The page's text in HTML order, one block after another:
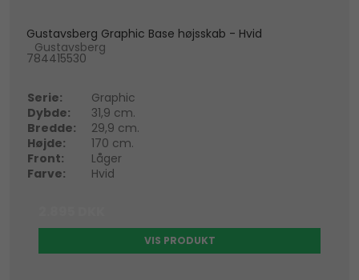
Gustavsberg Graphic Base højsskab - Hvid
Gustavsberg
784415530
Serie:
Graphic
Dybde:
31,9 cm.
Bredde:
29,9 cm.
Højde:
170 cm.
Front:
Låger
Farve:
Hvid
VIS PRODUKT